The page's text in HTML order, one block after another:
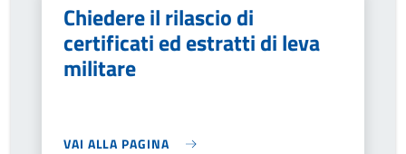
Chiedere il rilascio di
certificati ed estratti di leva
militare
VAI ALLA PAGINA